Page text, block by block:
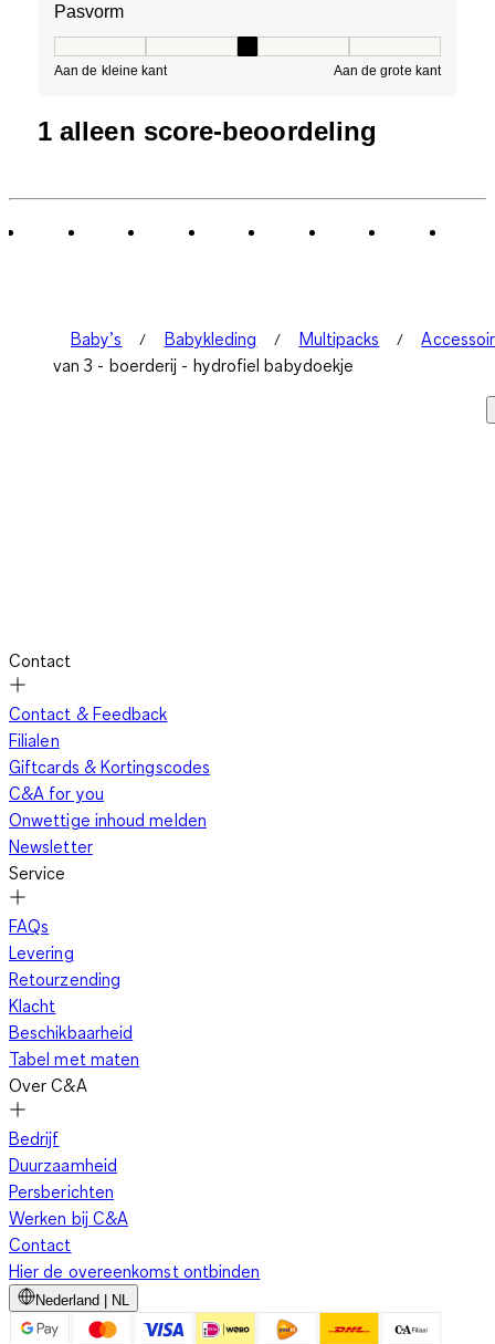
Pasvorm
Aan de kleine kant Aan de grote kant
1 alleen score-beoordeling
Baby’s Babykleding Multipacks
van 3 - boerderij - hydrofiel babydoekje
Contact
Contact & Feedback
Filialen
Giftcards & Kortingscodes
C&A for you
Onwettige inhoud melden
Newsletter
Service
FAQs
Levering
Retourzending
Klacht
Beschikbaarheid
Tabel met maten
Over C&A
Bedrijf
Duurzaamheid
Persberichten
Werken bij C&A
Contact
Hier de overeenkomst ontbinden
Nederland | NL